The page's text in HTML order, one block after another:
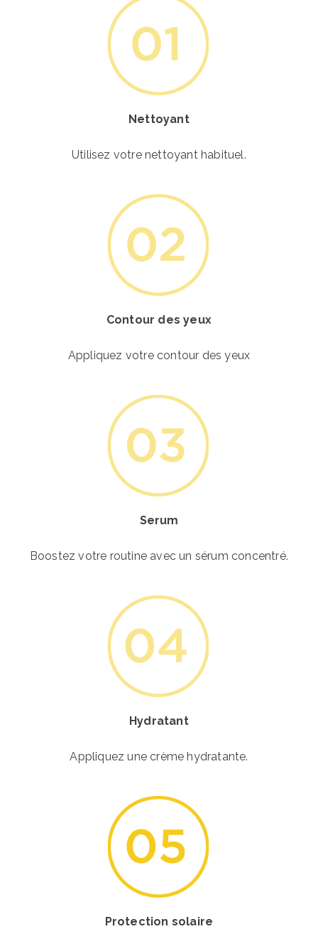
Nettoyant
Utilisez votre nettoyant habituel.
Contour des yeux
Appliquez votre contour des yeux
Serum
Boostez votre routine avec un sérum concentré.
Hydratant
Appliquez une crème hydratante.
Protection solaire